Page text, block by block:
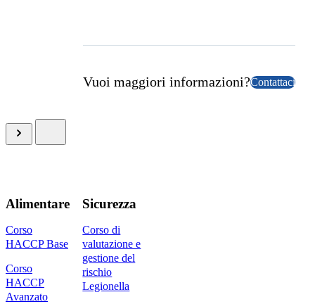
Vuoi maggiori informazioni?Contattaci
Alimentare
Corso
HACCP Base
Corso
HACCP
Avanzato
Sicurezza
Corso di
valutazione e
gestione del
rischio
Legionella